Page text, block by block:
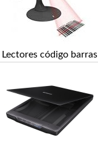
Lectores código barras